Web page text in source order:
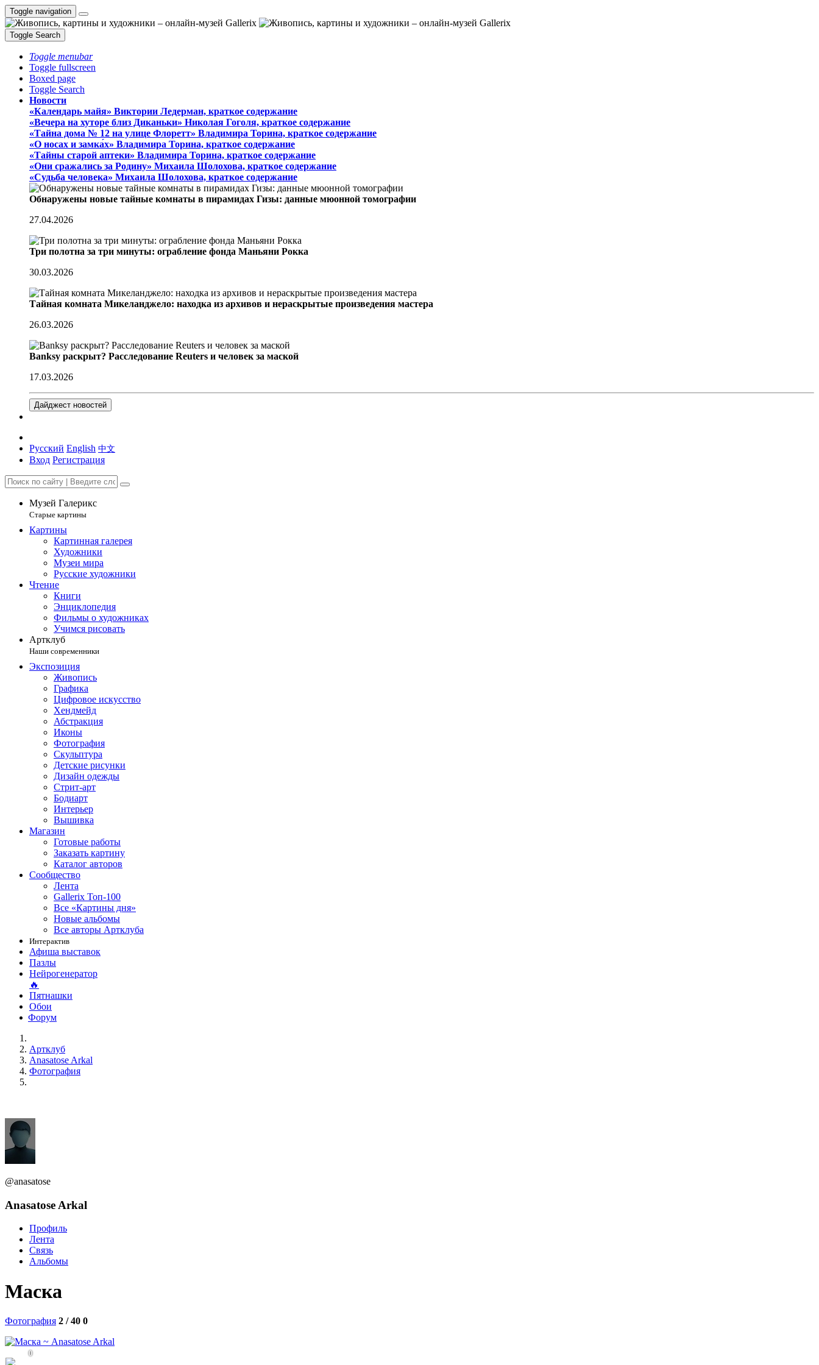
Toggle navigation
Toggle Search
Toggle menubar
Toggle fullscreen
Boxed page
Toggle Search
Новости
«Календарь майя» Виктории Ледерман, краткое содержание
«Вечера на хуторе близ Диканьки» Николая Гоголя, краткое содержание
«Тайна дома № 12 на улице Флоретт» Владимира Торина, краткое содержание
«О носах и замка́х» Владимира Торина, краткое содержание
«Тайны старой аптеки» Владимира Торина, краткое содержание
«Они сражались за Родину» Михаила Шолохова, краткое содержание
«Судьба человека» Михаила Шолохова, краткое содержание
Обнаружены новые тайные комнаты в пирамидах Гизы: данные мюонной томографии
27.04.2026
Три полотна за три минуты: ограбление фонда Маньяни Рокка
30.03.2026
Тайная комната Микеланджело: находка из архивов и нераскрытые произведения мастера
26.03.2026
Banksy раскрыт? Расследование Reuters и человек за маской
17.03.2026
Дайджест новостей
Русский English 中文
Вход Регистрация
Музей Галерикс
Старые картины
Картины
Картинная галерея
Художники
Музеи мира
Русские художники
Чтение
Книги
Энциклопедия
Фильмы о художниках
Учимся рисовать
Артклуб
Наши современники
Экспозиция
Живопись
Графика
Цифровое искусство
Хендмейд
Абстракция
Иконы
Фотография
Скульптура
Детские рисунки
Дизайн одежды
Стрит-арт
Бодиарт
Интерьер
Вышивка
Магазин
Готовые работы
Заказать картину
Каталог авторов
Сообщество
Лента
Gallerix Топ-100
Все «Картины дня»
Новые альбомы
Все авторы Артклуба
Интерактив
Афиша выставок
Пазлы
Нейрогенератор
🔥
Пятнашки
Обои
Форум
Артклуб
Anasatose Arkal
Фотография
@anasatose
Anasatose Arkal
Профиль
Лента
Связь
Альбомы
Маска
Фотография 2 / 40 0
0